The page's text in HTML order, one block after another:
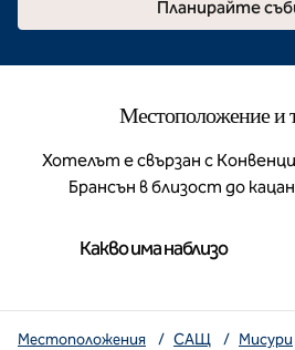
Планирайте
Местоположение и
Хотелът е свързан с
Брансън в близост до
Какво има наблизо
Местоположения / САЩ / Мисури